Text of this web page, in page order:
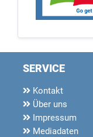
SERVICE
Kontakt
Über uns
Impressum
Mediadaten